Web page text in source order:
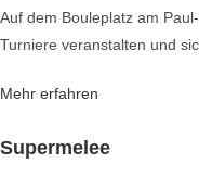
Auf dem Bouleplatz am
Turniere veranstalten und
Mehr erfahren
Supermelee